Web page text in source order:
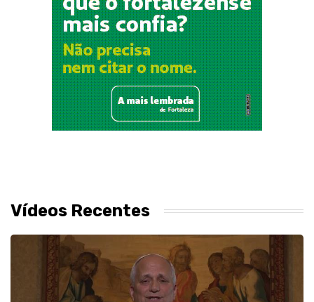
Vídeos Recentes